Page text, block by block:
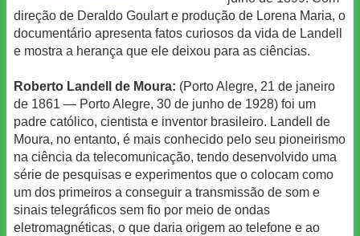
direção de Deraldo Goulart e produção de Lorena Maria, o
documentário apresenta fatos curiosos da vida de Landell
e mostra a herança que ele deixou para as ciências.
Roberto Landell de Moura: (Porto Alegre, 21 de janeiro
de 1861 — Porto Alegre, 30 de junho de 1928) foi um
padre católico, cientista e inventor brasileiro. Landell de
Moura, no entanto, é mais conhecido pelo seu pioneirismo
na ciência da telecomunicação, tendo desenvolvido uma
série de pesquisas e experimentos que o colocam como
um dos primeiros a conseguir a transmissão de som e
sinais telegráficos sem fio por meio de ondas
eletromagnéticas, o que daria origem ao telefone e ao